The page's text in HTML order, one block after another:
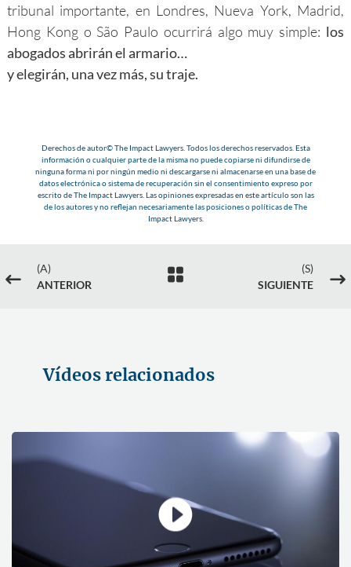
tribunal importante, en Londres, Nueva York, Madrid,
Hong Kong o São Paulo ocurrirá algo muy simple: los
abogados abrirán el armario…
y elegirán, una vez más, su traje.
Derechos de autor© The Impact Lawyers. Todos los derechos reservados. Esta
información o cualquier parte de la misma no puede copiarse ni difundirse de
ninguna forma ni por ningún medio ni descargarse ni almacenarse en una base de
datos electrónica o sistema de recuperación sin el consentimiento expreso por
escrito de The Impact Lawyers. Las opiniones expresadas en este artículo son las
de los autores y no reflejan necesariamente las posiciones o políticas de The
Impact Lawyers.
#
(A)
ANTERIOR

(S)
SIGUIENTE
$
Vídeos relacionados